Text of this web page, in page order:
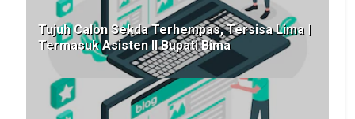
Tujuh Calon Sekda Terhempas, Tersisa Lima |
Termasuk Asisten II Bupati Bima